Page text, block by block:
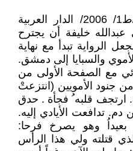
في روايته ِ( رأس الحسين)/ط1/ 2006/ الدار العربية
عبدالله خليفة أن يجترح
الرواية تبدأ مع نهاية
والسبايا إلى دمشق.
مع الصفحة الأولى من
جنود الأمويين (انتزعتْ
ارتجف قلبه ُ فجأة . حدق
تدافعت الأيادي إليه.
بعيداُ وهو يصرخ فرحا:
قتلته ولي هذا الرأس